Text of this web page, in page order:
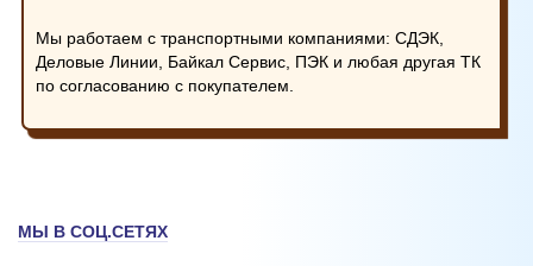
Мы работаем с транспортными компаниями: СДЭК,
Деловые Линии, Байкал Сервис, ПЭК и любая другая ТК
по согласованию с покупателем.
МЫ В СОЦ.СЕТЯХ